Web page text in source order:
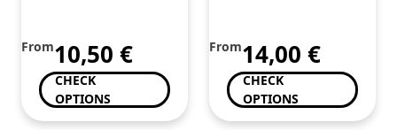
From10,50 €
CHECK
OPTIONS
From14,00 €
CHECK
OPTIONS